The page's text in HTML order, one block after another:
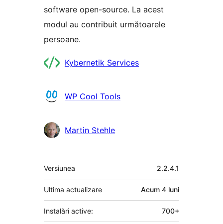
software open-source. La acest
modul au contribuit următoarele
persoane.
Contributori
Kybernetik Services
WP Cool Tools
Martin Stehle
Meta
Versiunea 2.2.4.1
Ultima actualizare Acum 4 luni
Instalări active: 700+